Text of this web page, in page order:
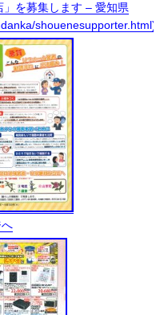
」を募集します – 愛知県
shouenesupporter.html)